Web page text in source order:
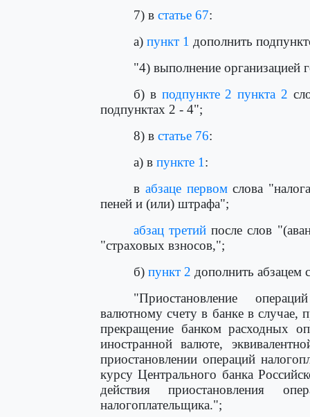
7) в статье 67:
а) пункт 1 дополнить
"4) выполнение организацией
б) в подпункте 2 пункта 2
подпунктах 2 - 4";
8) в статье 76:
а) в пункте 1 :
в абзаце первомслова
пеней и (или) штрафа";
абзац третий после слов
"страховых взносов,";
б) пункт 2 дополнить абзацем
"Приостановление
валютному счету в банке в случае,
прекращение банком расходных
иностранной валюте,
приостановлении операций
курсу Центрального банка
действия приостановления
налогоплательщика.";